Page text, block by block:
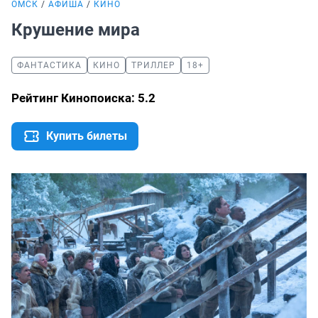
ОМСК АФИША КИНО
Крушение мира
ФАНТАСТИКА КИНО ТРИЛЛЕР 18+
Рейтинг Кинопоиска: 5.2
Купить билеты